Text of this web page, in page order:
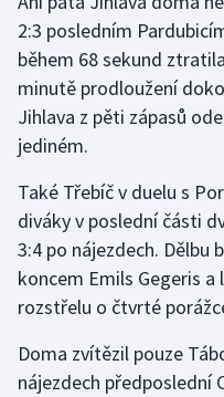
2:3 posledním
během 68 sekund
minutě prodloužení
Jihlava z pěti zápasů
jediném.
Také Třebíč v duelu s
diváky v poslední části
3:4 po nájezdech. Dělbu
koncem Emils Gegeris
rozstřelu o čtvrté
Doma zvítězil pouze
nájezdech předposlední